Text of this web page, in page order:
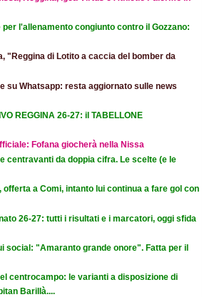
per l'allenamento congiunto contro il Gozzano:
"Reggina di Lotito a caccia del bomber da
su Whatsapp: resta aggiornato sulle news
REGGINA 26-27: il TABELLONE
Fofana giocherà nella Nissa
centravanti da doppia cifra. Le scelte (e le
a Comi, intanto lui continua a fare gol con
26-27: tutti i risultati e i marcatori, oggi sfida
social: "Amaranto grande onore". Fatta per il
centrocampo: le varianti a disposizione di
Barillà....